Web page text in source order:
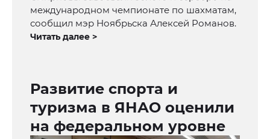
международном чемпионате по шахматам,
сообщил мэр Ноябрьска Алексей Романов.
Читать далее >
Развитие спорта и
туризма в ЯНАО оценили
на федеральном уровне